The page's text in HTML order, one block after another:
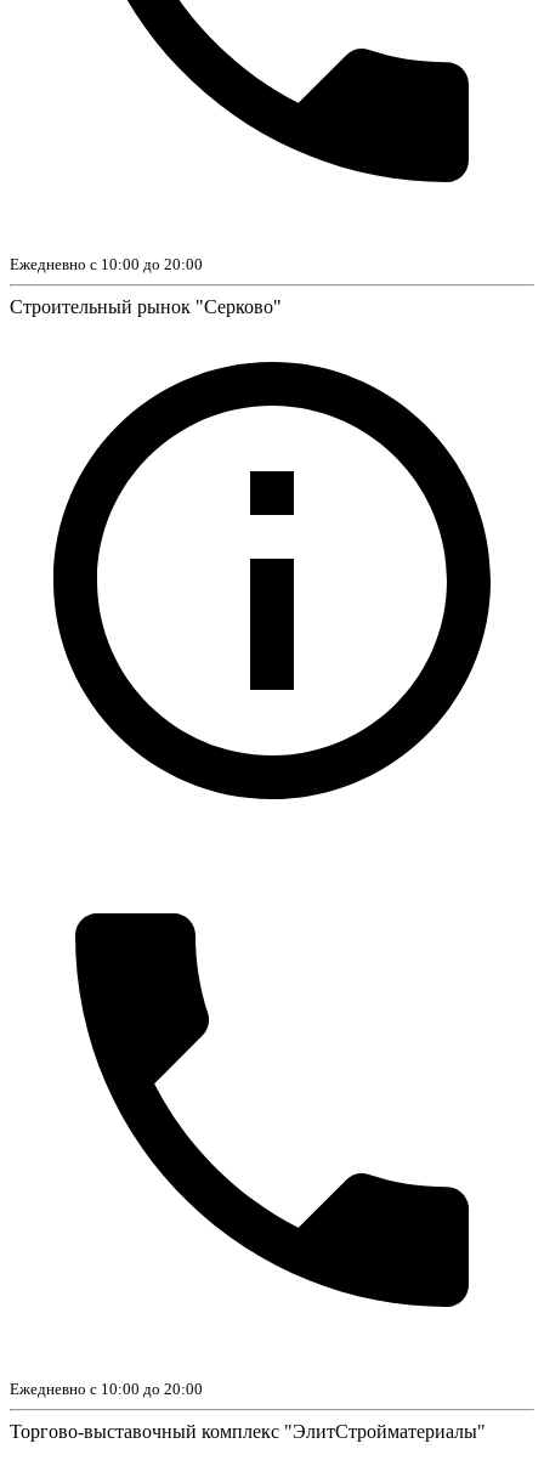
Ежедневно с 10:00 до 20:00
Строительный рынок "Серково"
Ежедневно с 10:00 до 20:00
Торгово-выставочный комплекс "ЭлитСтройматериалы"